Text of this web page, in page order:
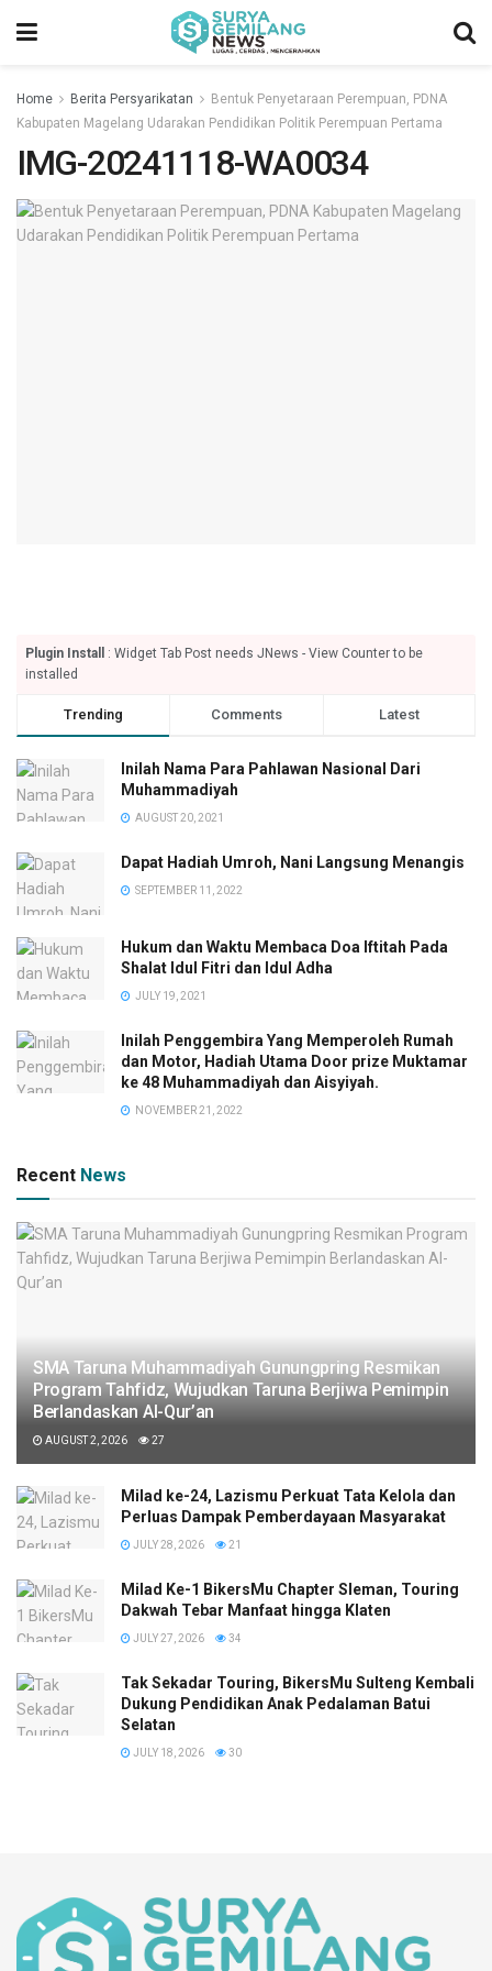
Home Berita Persyarikatan
Bentuk Penyetaraan Perempuan, PDNA
Kabupaten Magelang Udarakan Pendidikan Politik Perempuan Pertama
IMG-20241118-WA0034
Plugin Install
: Widget Tab Post needs JNews - View Counter to be
installed
Trending Comments Latest
Inilah Nama Para Pahlawan Nasional Dari
Muhammadiyah
AUGUST 20, 2021
Dapat Hadiah Umroh, Nani Langsung Menangis
SEPTEMBER 11, 2022
Hukum dan Waktu Membaca Doa Iftitah Pada
Shalat Idul Fitri dan Idul Adha
JULY 19, 2021
Inilah Penggembira Yang Memperoleh Rumah
dan Motor, Hadiah Utama Door prize Muktamar
ke 48 Muhammadiyah dan Aisyiyah.
NOVEMBER 21, 2022
Recent News
SMA Taruna Muhammadiyah Gunungpring Resmikan
Program Tahfidz, Wujudkan Taruna Berjiwa Pemimpin
Berlandaskan Al-Qur’an
AUGUST 2, 2026 27
Milad ke-24, Lazismu Perkuat Tata Kelola dan
Perluas Dampak Pemberdayaan Masyarakat
JULY 28, 2026 21
Milad Ke-1 BikersMu Chapter Sleman, Touring
Dakwah Tebar Manfaat hingga Klaten
JULY 27, 2026 34
Tak Sekadar Touring, BikersMu Sulteng Kembali
Dukung Pendidikan Anak Pedalaman Batui
Selatan
JULY 18, 2026 30